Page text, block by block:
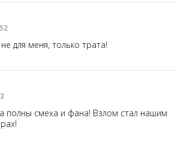
для меня, только трата!
полны смеха и фана! Взлом стал нашим